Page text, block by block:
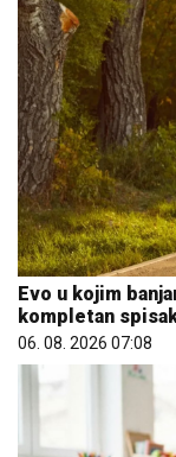
Evo u kojim
kompletan
06. 08. 2026 07:08